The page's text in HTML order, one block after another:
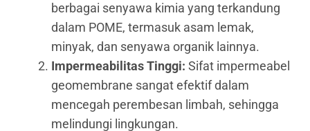
berbagai senyawa kimia yang terkandung
dalam POME, termasuk asam lemak,
minyak, dan senyawa organik lainnya.
Impermeabilitas Tinggi: Sifat impermeabel
geomembrane sangat efektif dalam
mencegah perembesan limbah, sehingga
melindungi lingkungan.